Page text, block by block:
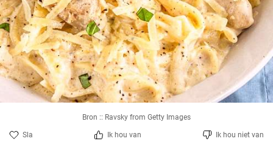
Bron :: Ravsky from Getty Images
Sla Ik hou van Ik hou niet van